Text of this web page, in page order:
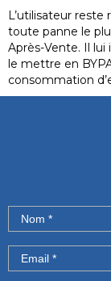
L’utilisateur
toute panne le
Après-Vente. Il lui
le mettre en
consommation